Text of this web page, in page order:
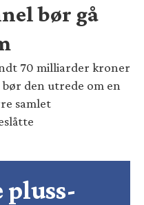
bør gå
70 milliarder kroner
den utrede om en
samlet
pluss-